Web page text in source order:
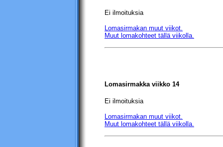
Ei ilmoituksia
Lomasirmakan muut viikot.
Muut lomakohteet tällä viikolla.
Lomasirmakka viikko 14
Ei ilmoituksia
Lomasirmakan muut viikot.
Muut lomakohteet tällä viikolla.